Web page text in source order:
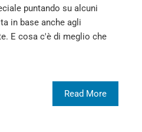
puntando su alcuni
in base anche agli
E cosa c'è di meglio che
Read More